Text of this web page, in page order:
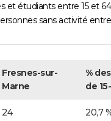
et étudiants entre 15 et
sans activité
Fresnes-sur-
Marne
%
de
24 20,7